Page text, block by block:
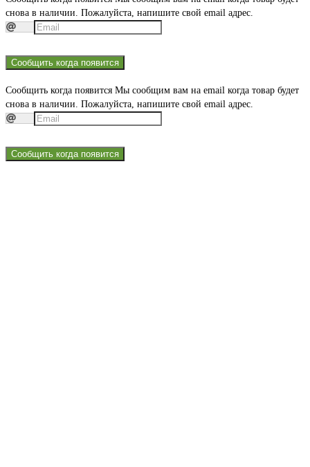
снова в наличии. Пожалуйста, напишите свой email адрес.
Сообщить когда появится
Сообщить когда появится Мы сообщим вам на email когда товар будет
снова в наличии. Пожалуйста, напишите свой email адрес.
Сообщить когда появится